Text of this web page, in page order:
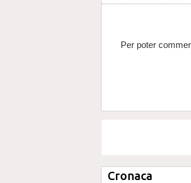
Per poter
Cronaca